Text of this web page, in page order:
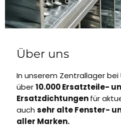
Über uns
In unserem Zentrallager bei
über10.000 Ersatzteile-
Ersatzdichtungenfür
auch sehr alte Fenster-
aller Marken.